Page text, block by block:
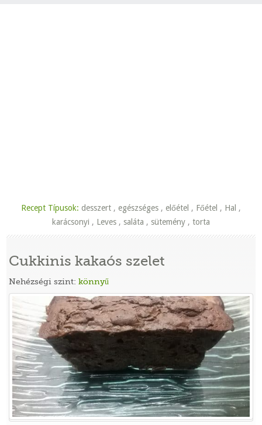
Recept Típusok: desszert , egészséges , előétel , Főétel , Hal ,
karácsonyi , Leves , saláta , sütemény , torta
Cukkinis kakaós szelet
Nehézségi szint:könnyű